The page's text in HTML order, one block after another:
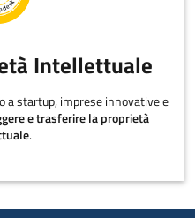
Intellettuale
a startup, imprese innovative e
e trasferire la proprietà
.